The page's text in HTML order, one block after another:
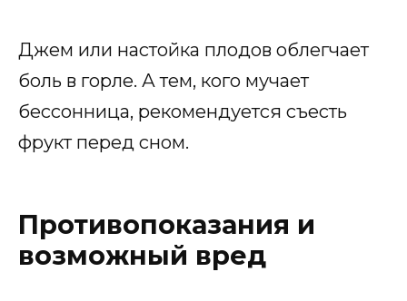
Джем или настойка плодов облегчает
боль в горле. А тем, кого мучает
бессонница, рекомендуется съесть
фрукт перед сном.
Противопоказания и
возможный вред